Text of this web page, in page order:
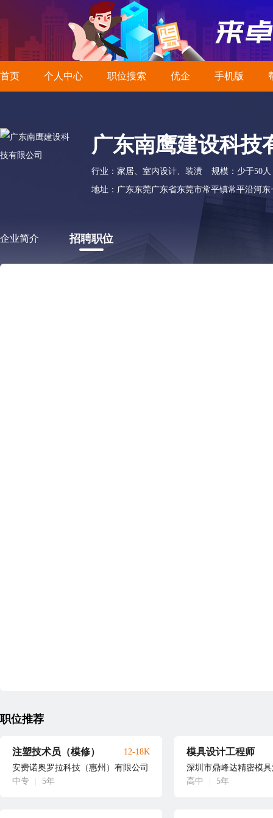
首页 个人中心 职位搜索 优企 手机版
广东南鹰建设科技
行业：家居、室内设计、装潢
规模：少于50人
地址：广东东莞广东省东莞市常平镇常平沿河东
企业简介 招聘职位
职位推荐
注塑技术员（模修）
安费诺奥罗拉科技（惠州）有限公司
中专
5年
12-18K 模具设计工程师
深圳市鼎峰达精密模
高中
5年